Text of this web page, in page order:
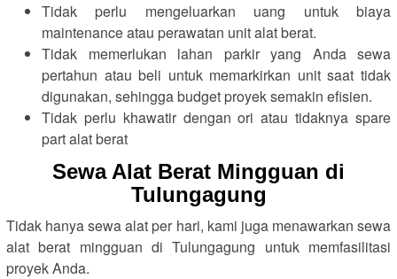
Tidak perlu mengeluarkan uang untuk biaya
maintenance atau perawatan unit alat berat.
Tidak memerlukan lahan parkir yang Anda sewa
pertahun atau beli untuk memarkirkan unit saat tidak
digunakan, sehingga budget proyek semakin efisien.
Tidak perlu khawatir dengan ori atau tidaknya spare
part alat berat
Sewa Alat Berat Mingguan di
Tulungagung
Tidak hanya sewa alat per hari, kami juga menawarkan sewa
alat berat mingguan di Tulungagung untuk memfasilitasi
proyek Anda.